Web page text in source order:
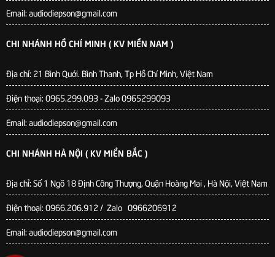
Email: audiodiepson@gmail.com
CHI NHÁNH HỒ CHÍ MINH ( KV MIỀN NAM )
Địa chỉ: 21 Bình Quới. Bình Thanh, Tp Hồ Chí Minh, Việt Nam
Điện thoại: 0965.299.093 - Zalo 0965299093
Email: audiodiepson@gmail.com
CHI NHÁNH HÀ NỘI ( KV MIỀN BẮC )
Địa chỉ: Số 1 Ngõ 18 Định Công Thượng, Quận Hoàng Mai , Hà Nội, Việt Nam
Điện thoại: 0966.206.912 / Zalo 0966206912
Email: audiodiepson@gmail.com